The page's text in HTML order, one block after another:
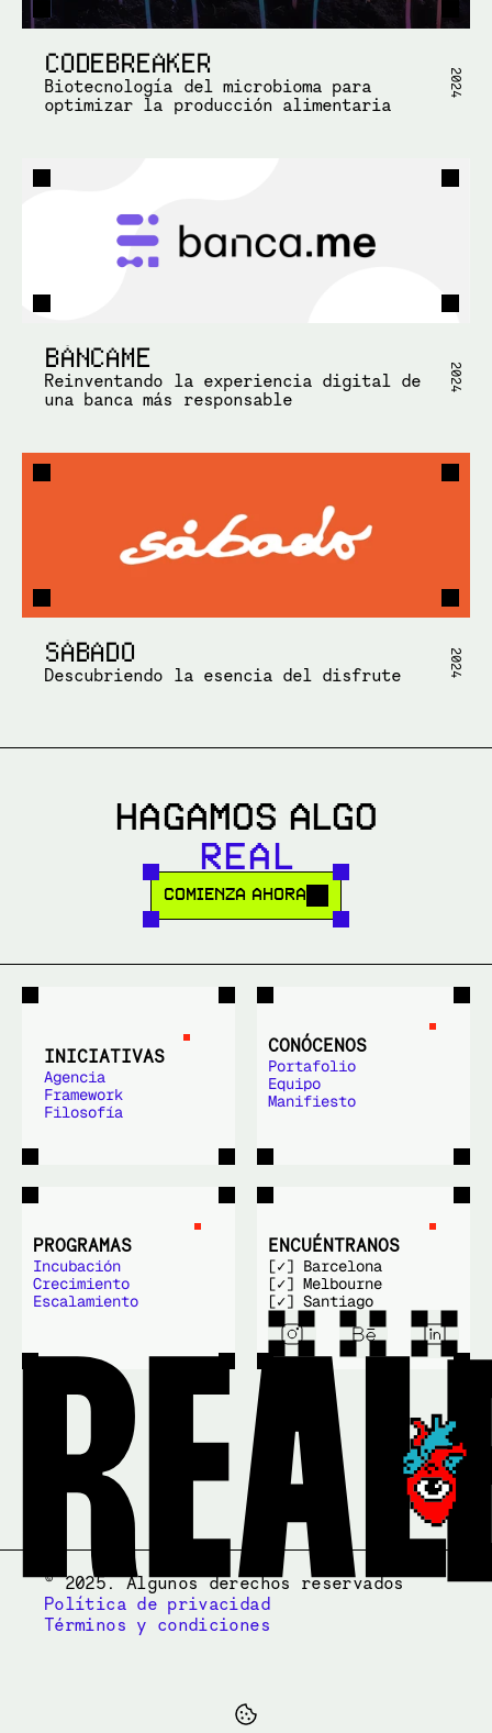
CODEBREAKER
Biotecnología del microbioma para
optimizar la producción alimentaria
2024
BÁNCAME
Reinventando la experiencia digital de
una banca más responsable
2024
SÁBADO
Descubriendo la esencia del disfrute 2024
HAGAMOS ALGO
REAL
COMIENZA AHORA
INICIATIVAS
Agencia
Framework
Filosofía
CONÓCENOS
Portafolio
Equipo
Manifiesto
PROGRAMAS
Incubación
Crecimiento
Escalamiento
ENCUÉNTRANOS
[✓] Barcelona
[✓] Melbourne
[✓] Santiago
© 2025. Algunos derechos reservados
Política de privacidad
Términos y condiciones